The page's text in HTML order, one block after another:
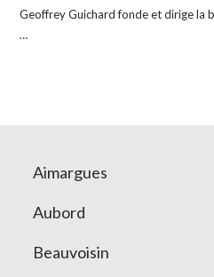
Geoffrey Guichard fonde et dirige la
…
Aimargues
Aubord
Beauvoisin